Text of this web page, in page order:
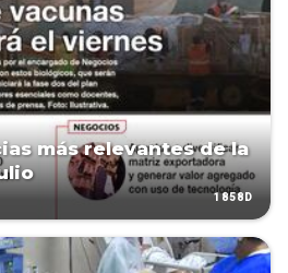
más relevantes de la
1858D